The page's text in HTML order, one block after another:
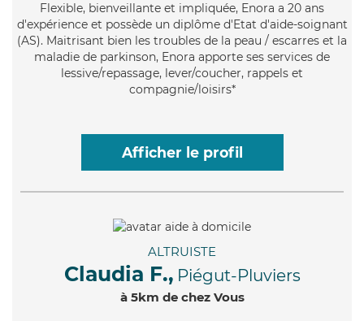
Flexible, bienveillante et impliquée, Enora a 20 ans
d'expérience et possède un diplôme d'Etat d'aide-soignant
(AS). Maitrisant bien les troubles de la peau / escarres et la
maladie de parkinson, Enora apporte ses services de
lessive/repassage, lever/coucher, rappels et
compagnie/loisirs*
Afficher le profil
ALTRUISTE
Claudia F., Piégut-Pluviers
à 5km de chez Vous